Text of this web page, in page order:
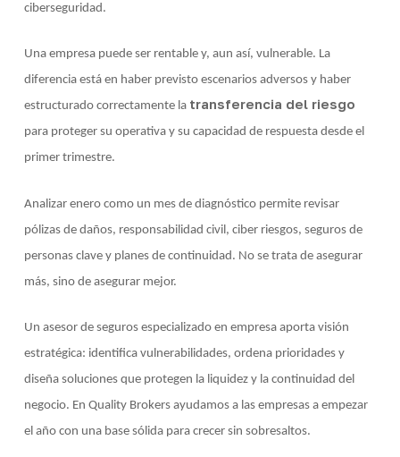
ciberseguridad.
Una empresa puede ser rentable y, aun así, vulnerable. La
diferencia está en haber previsto escenarios adversos y haber
estructurado correctamente la transferencia del riesgo
para proteger su operativa y su capacidad de respuesta desde el
primer trimestre.
Analizar enero como un mes de diagnóstico permite revisar
pólizas de daños, responsabilidad civil, ciber riesgos, seguros de
personas clave y planes de continuidad. No se trata de asegurar
más, sino de asegurar mejor.
Un asesor de seguros especializado en empresa aporta visión
estratégica: identifica vulnerabilidades, ordena prioridades y
diseña soluciones que protegen la liquidez y la continuidad del
negocio. En Quality Brokers ayudamos a las empresas a empezar
el año con una base sólida para crecer sin sobresaltos.